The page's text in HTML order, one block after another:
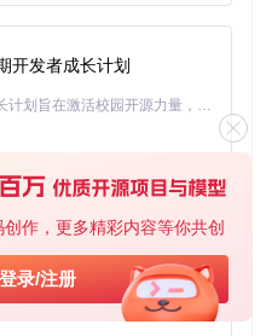
作，更多精彩内容等你共创
录/注册
（零配置）
+ API开发
二次开发
网页版
微信小程序
[scripts/start_task_mapper.
开发者成长计划
「源启盛夏」暑期校园开发者成长计划旨在激活校园开源力量，通过积分激励、认证扶持、资源倾斜等形式，引导高校组织和开发者完成「入驻 — 建项目 — 做贡献 — 获认证 — 得资源」的完整闭环。无论你是想带领社团入驻平台的组织者，还是希望用代码贡献证明自己的开发者，都能在这里找到属于你的成长路径。
基于Python的Xiaozhi AI，适用于想要完整Xiaozhi体验而无需拥有专用硬件的用户。